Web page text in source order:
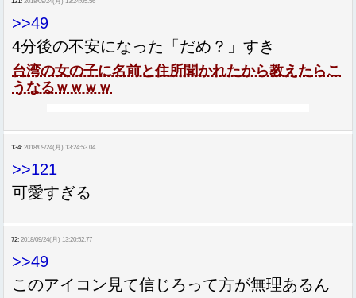
121: 2018/09/24(月) 13:24:05.56
>>49
4分後の不安になった「だめ？」すき
台湾の女の子に名前と住所聞かれたから教えたらこ
うなるｗｗｗｗ
134: 2018/09/24(月) 13:24:53.04
>>121
可愛すぎる
72: 2018/09/24(月) 13:20:52.77
>>49
このアイコン見て信じろって方が無理あるん